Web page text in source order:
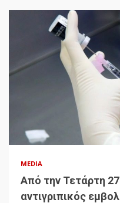
MEDIA
Από την Τετάρτη
αντιγριπικός